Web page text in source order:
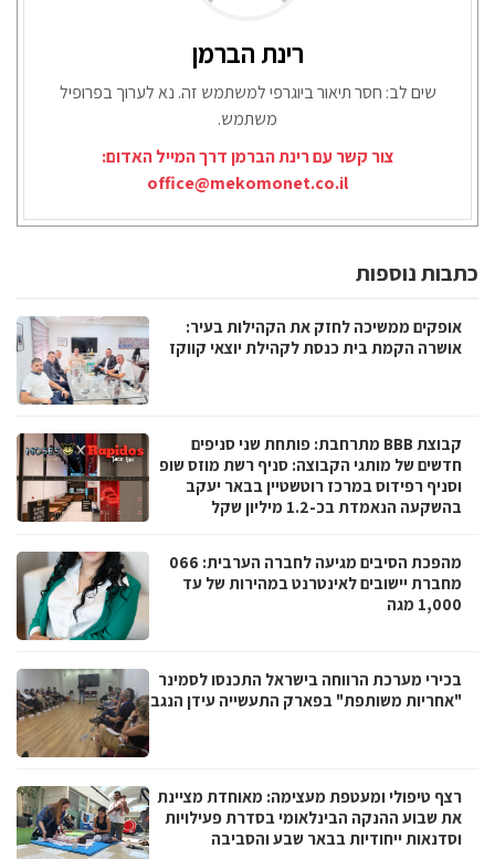
רינת הברמן
שים לב: חסר תיאור ביוגרפי למשתמש זה. נא לערוך בפרופיל
משתמש.
צור קשר עם רינת הברמן דרך המייל האדום:
office@mekomonet.co.il
כתבות נוספות
אופקים ממשיכה לחזק את הקהילות בעיר:
אושרה הקמת בית כנסת לקהילת יוצאי קווקז
קבוצת BBB מתרחבת: פותחת שני סניפים
חדשים של מותגי הקבוצה: סניף רשת מוזס שופ
וסניף רפידוס במרכז רוטשטיין בבאר יעקב
בהשקעה הנאמדת בכ-1.2 מיליון שקל
מהפכת הסיבים מגיעה לחברה הערבית: 066
מחברת יישובים לאינטרנט במהירות של עד
1,000 מגה
בכירי מערכת הרווחה בישראל התכנסו לסמינר
"אחריות משותפת" בפארק התעשייה עידן הנגב
רצף טיפולי ומעטפת מעצימה: מאוחדת מציינת
את שבוע ההנקה הבינלאומי בסדרת פעילויות
וסדנאות ייחודיות בבאר שבע והסביבה